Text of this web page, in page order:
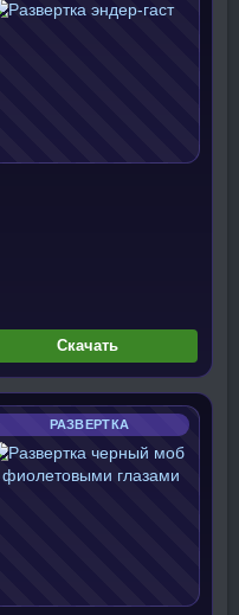
Скачать
РАЗВЕРТКА